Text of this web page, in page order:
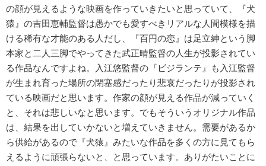
の顔が見えるような映画を作っていきたいと思っていて、『犬
猿』の吉田恵輔監督は愚かでも愛すべきリアルな人間模様を描
ける稀有な才能のある人だし、『百円の恋』は足立紳という脚
本家と二人三脚でやってきた武正晴監督の人生が投影されてい
る作品なんですよね。入江悠監督の『ビジランテ』も入江監督
が生まれ育った場所の閉塞感だったり悲哀だったりが投影され
ている映画だと思います。作家の顔が見える作品が減っていく
と、それは悲しいなと思います。でもそういうオリジナル作品
は、結果を出していかないと増えていきません。需要があるか
ら供給があるので『犬猿』みたいな作品を多くの方に見てもら
えるように頑張らないと、と思っています。ありがたいことに